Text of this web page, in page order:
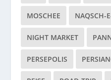
MOSCHEE NAQSCH-
NIGHT MARKET
PERSEPOLIS